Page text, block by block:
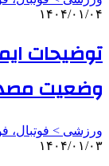
۱۴۰۴/۰۱/۰۴
توضیحات
وضعیت
ورزشی > فوتبال،
۱۴۰۴/۰۱/۰۳